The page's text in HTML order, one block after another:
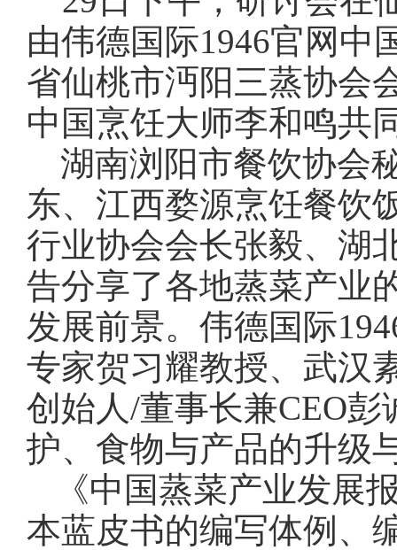
由伟德国际1946官网中
省仙桃市沔阳三蒸协会
中国烹饪大师李和鸣共
湖南浏阳市餐饮协会
东、江西婺源烹饪餐饮
行业协会会长张毅、湖
告分享了各地蒸菜产业
发展前景。伟德国际
专家贺习耀教授、武汉
创始人/董事长兼CEO
护、食物与产品的升级
《中国蒸菜产业发展
本蓝皮书的编写体例、